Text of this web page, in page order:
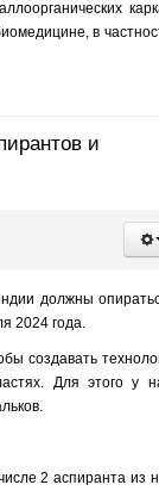
в
и
должны
2024 года.
создавать
Для этого у
2 аспиранта из